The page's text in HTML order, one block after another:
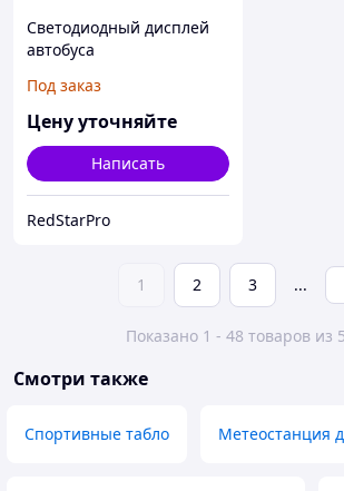
Светодиодный дисплей
автобуса
Под заказ
Цену уточняйте
Написать
RedStarPro
1 2 3 ...
Показано 1 - 48 товаров из
Смотри также
Спортивные табло Метеостанция